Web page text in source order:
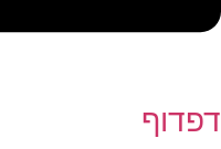
דפדוף